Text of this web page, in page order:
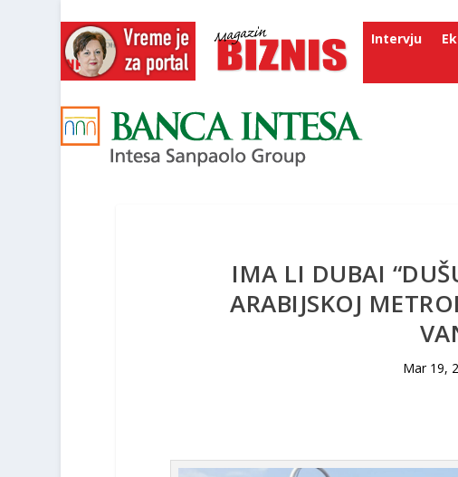
Intervju
IMA LI DUBAI
ARABIJSKOJ
Mar 19,